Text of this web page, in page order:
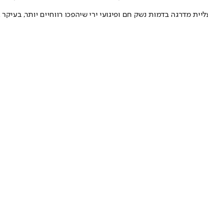
מדרגה בדמות נשק חם ופיגועי ירי שיהפכו רווחיים יותר, בעיקר